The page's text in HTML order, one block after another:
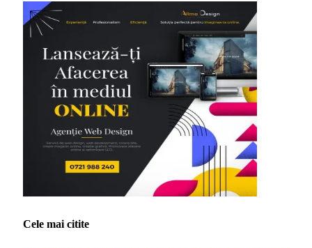
Cele mai citite